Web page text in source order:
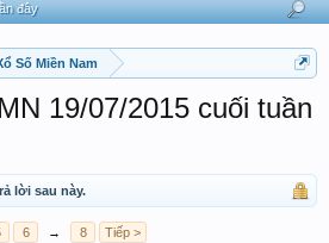
Số Miền Nam
MN 19/07/2015 cuối tuần
lời sau này.
6 → 8 Tiếp >
đây